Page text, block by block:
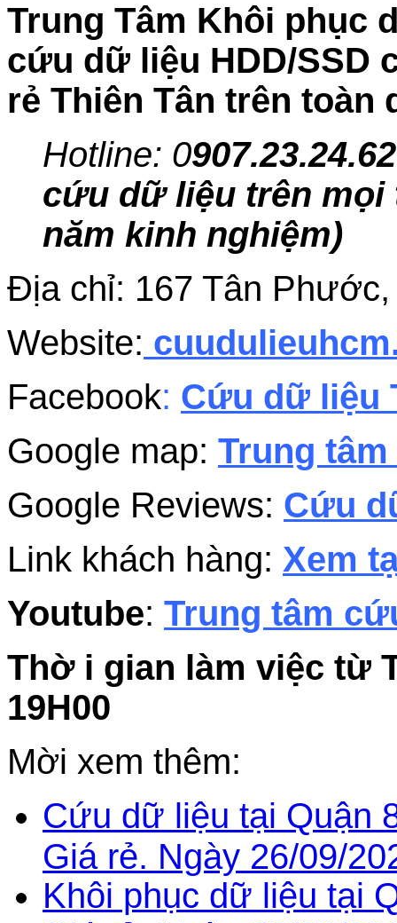
Trung Tâm Khôi phục
cứu dữ liệu HDD/SSD
rẻ Thiên Tân trên toàn
Hotline: 0
cứu dữ liệu trên
năm kinh nghiệm)
Địa chỉ: 167 Tân
Website:
Facebook: Cứu dữ liệu
Google map: Trung
Google Reviews: Cứu
Link khách hàng: Xem
Youtube: Trung tâm
Thờ i gian làm việc từ
19H00
Mời xem thêm:
Cứu dữ liệu tại Quận
Giá rẻ. Ngày 26/09/
Khôi phục dữ liệu tại